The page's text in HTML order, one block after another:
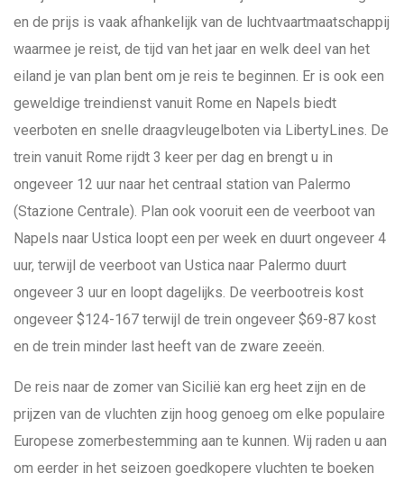
en de prijs is vaak afhankelijk van de luchtvaartmaatschappij
waarmee je reist, de tijd van het jaar en welk deel van het
eiland je van plan bent om je reis te beginnen. Er is ook een
geweldige treindienst vanuit Rome en Napels biedt
veerboten en snelle draagvleugelboten via LibertyLines. De
trein vanuit Rome rijdt 3 keer per dag en brengt u in
ongeveer 12 uur naar het centraal station van Palermo
(Stazione Centrale). Plan ook vooruit een de veerboot van
Napels naar Ustica loopt een per week en duurt ongeveer 4
uur, terwijl de veerboot van Ustica naar Palermo duurt
ongeveer 3 uur en loopt dagelijks. De veerbootreis kost
ongeveer $124-167 terwijl de trein ongeveer $69-87 kost
en de trein minder last heeft van de zware zeeën.
De reis naar de zomer van Sicilië kan erg heet zijn en de
prijzen van de vluchten zijn hoog genoeg om elke populaire
Europese zomerbestemming aan te kunnen. Wij raden u aan
om eerder in het seizoen goedkopere vluchten te boeken